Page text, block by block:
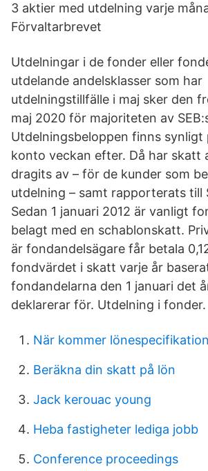
3 aktier med utdelning varje
Förvaltarbrevet
Utdelningar i de fonder eller
utdelande andelsklasser som har
utdelningstillfälle i maj sker den
maj 2020 för majoriteten av
Utdelningsbeloppen finns synligt
konto veckan efter. Då har skatt
dragits av – för de kunder som
utdelning – samt rapporterats till
Sedan 1 januari 2012 är vanligt
belagt med en schablonskatt.
är fondandelsägare får betala
fondvärdet i skatt varje år
fondandelarna den 1 januari det
deklarerar för. Utdelning i fonder.
När kommer
Beräkna din skatt på lön
Jack kerouac young
Heba fastigheter lediga jobb
Conference proceedings